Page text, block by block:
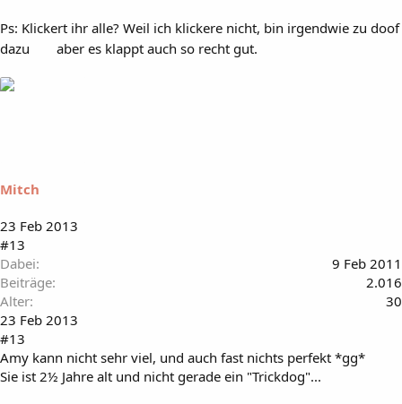
Ps: Klickert ihr alle? Weil ich klickere nicht, bin irgendwie zu doof
dazu
aber es klappt auch so recht gut.
Mitch
23 Feb 2013
#13
Dabei
9 Feb 2011
Beiträge
2.016
Alter
30
23 Feb 2013
#13
Amy kann nicht sehr viel, und auch fast nichts perfekt *gg*
Sie ist 2½ Jahre alt und nicht gerade ein "Trickdog"...